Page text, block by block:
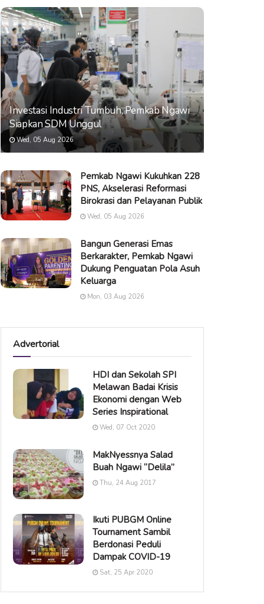
Investasi Industri Tumbuh, Pemkab Ngawi
Siapkan SDM Unggul
Wed, 05 Aug 2026
Pemkab Ngawi Kukuhkan 228
PNS, Akselerasi Reformasi
Birokrasi dan Pelayanan Publik
Wed, 05 Aug 2026
Bangun Generasi Emas
Berkarakter, Pemkab Ngawi
Dukung Penguatan Pola Asuh
Keluarga
Mon, 03 Aug 2026
Advertorial
HDI dan Sekolah SPI
Melawan Badai Krisis
Ekonomi dengan Web
Series Inspirational
Wed, 07 Oct 2020
MakNyessnya Salad
Buah Ngawi “Delila”
Thu, 24 Aug 2017
Ikuti PUBGM Online
Tournament Sambil
Berdonasi Peduli
Dampak COVID-19
Sat, 25 Apr 2020